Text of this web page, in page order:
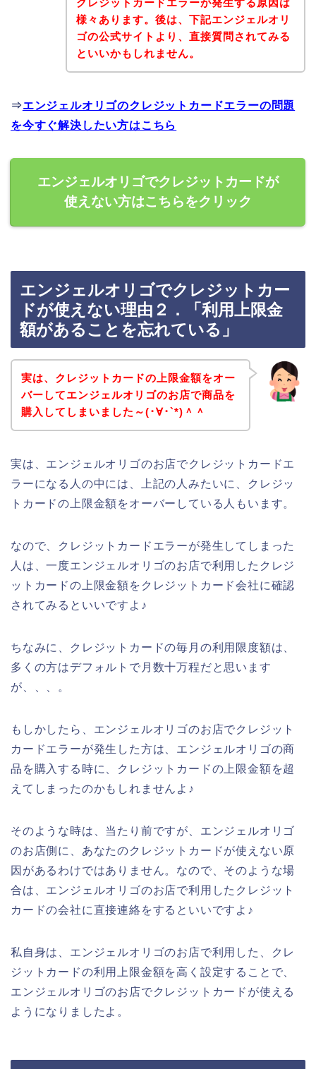
クレジットカードエラーが発生する原因は
様々あります。後は、下記エンジェルオリ
ゴの公式サイトより、直接質問されてみる
といいかもしれません。
⇒エンジェルオリゴのクレジットカードエラーの問題
を今すぐ解決したい方はこちら
エンジェルオリゴでクレジットカードが
使えない方はこちらをクリック
エンジェルオリゴでクレジットカー
ドが使えない理由２．「利用上限金
額があることを忘れている」
実は、クレジットカードの上限金額をオー
バーしてエンジェルオリゴのお店で商品を
購入してしまいました～(･∀･`*)＾＾
実は、エンジェルオリゴのお店でクレジットカードエ
ラーになる人の中には、上記の人みたいに、クレジッ
トカードの上限金額をオーバーしている人もいます。
なので、クレジットカードエラーが発生してしまった
人は、一度エンジェルオリゴのお店で利用したクレジ
ットカードの上限金額をクレジットカード会社に確認
されてみるといいですよ♪
ちなみに、クレジットカードの毎月の利用限度額は、
多くの方はデフォルトで月数十万程だと思います
が、、、。
もしかしたら、エンジェルオリゴのお店でクレジット
カードエラーが発生した方は、エンジェルオリゴの商
品を購入する時に、クレジットカードの上限金額を超
えてしまったのかもしれませんよ♪
そのような時は、当たり前ですが、エンジェルオリゴ
のお店側に、あなたのクレジットカードが使えない原
因があるわけではありません。なので、そのような場
合は、エンジェルオリゴのお店で利用したクレジット
カードの会社に直接連絡をするといいですよ♪
私自身は、エンジェルオリゴのお店で利用した、クレ
ジットカードの利用上限金額を高く設定することで、
エンジェルオリゴのお店でクレジットカードが使える
ようになりましたよ。